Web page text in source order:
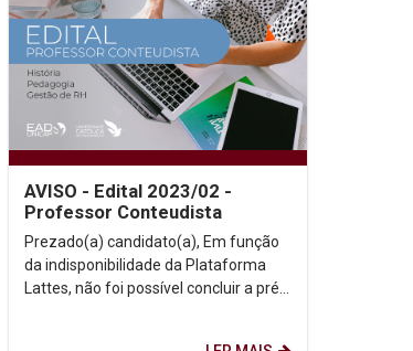
AVISO - Edital 2023/02 -
Professor Conteudista
Prezado(a) candidato(a), Em função
da indisponibilidade da Plataforma
Lattes, não foi possível concluir a pré-